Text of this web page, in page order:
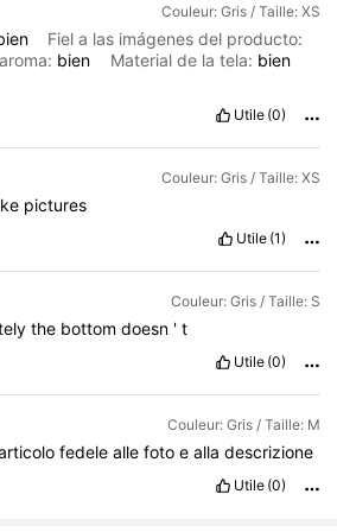
Couleur: Gris / Taille: XS
Fiel a las imágenes del producto:
bien Material de la tela: bien
Utile (0)
Couleur: Gris / Taille: XS
pictures
Utile (1)
Couleur: Gris / Taille: S
the bottomdoesn 't
Utile (0)
Couleur: Gris / Taille: M
fedeleallefotoealladescrizione
Utile (0)